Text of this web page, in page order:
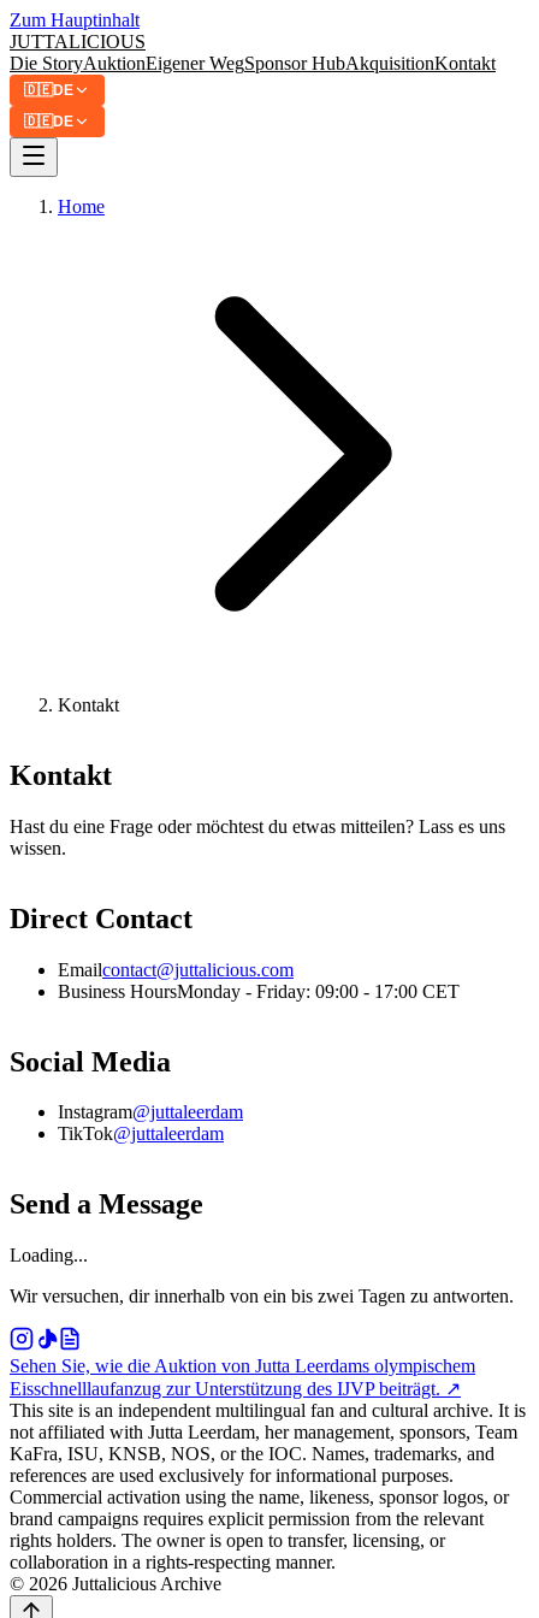
Zum Hauptinhalt
JUTTALICIOUS
Die StoryAuktionEigener WegSponsor HubAkquisitionKontakt
🇩🇪DE
🇩🇪DE
Home
Kontakt
Kontakt
Hast du eine Frage oder möchtest du etwas mitteilen? Lass es uns
wissen.
Direct Contact
Emailcontact@juttalicious.com
Business HoursMonday - Friday: 09:00 - 17:00 CET
Social Media
Instagram@juttaleerdam
TikTok@juttaleerdam
Send a Message
Loading...
Wir versuchen, dir innerhalb von ein bis zwei Tagen zu antworten.
Sehen Sie, wie die Auktion von Jutta Leerdams olympischem
Eisschnelllaufanzug zur Unterstützung des IJVP beiträgt. ↗
This site is an independent multilingual fan and cultural archive. It is
not affiliated with Jutta Leerdam, her management, sponsors, Team
KaFra, ISU, KNSB, NOS, or the IOC. Names, trademarks, and
references are used exclusively for informational purposes.
Commercial activation using the name, likeness, sponsor logos, or
brand campaigns requires explicit permission from the relevant
rights holders. The owner is open to transfer, licensing, or
collaboration in a rights-respecting manner.
© 2026 Juttalicious Archive